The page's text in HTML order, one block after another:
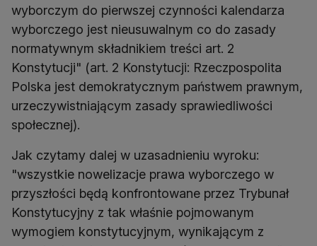
wyborczym do pierwszej czynności kalendarza
wyborczego jest nieusuwalnym co do zasady
normatywnym składnikiem treści art. 2
Konstytucji" (art. 2 Konstytucji: Rzeczpospolita
Polska jest demokratycznym państwem prawnym,
urzeczywistniającym zasady sprawiedliwości
społecznej).
Jak czytamy dalej w uzasadnieniu wyroku:
"wszystkie nowelizacje prawa wyborczego w
przyszłości będą konfrontowane przez Trybunał
Konstytucyjny z tak właśnie pojmowanym
wymogiem konstytucyjnym, wynikającym z